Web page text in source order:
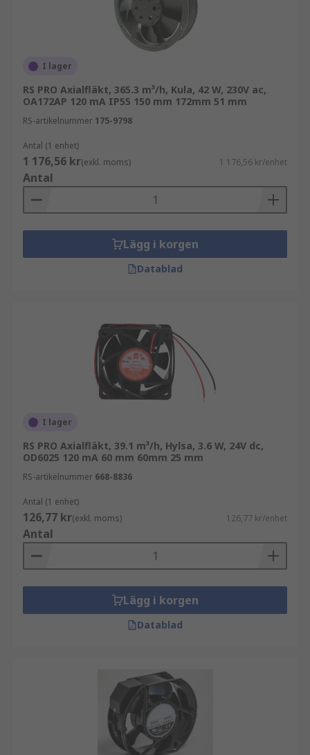
användningsområde och miljö. Flera faktorer
måste tas i beaktande när man väljer den mest
lämpliga. Några viktiga punkter att överväga är:
Matningsspänning - Behöver fläkten drivas
med AC eller DC?
Fläkthastighet - Hög eller låg hastighet?
fläkt?
Statiskt tryck - Vad är motståndet mot
luftflödet?
Kapslingsklass - Behöver axialfläkten vara
Luftflöde - Vilken luftvolym behövs för att
Var används axialfläktar?
Axialfläktar används i ett brett spektrum av
industriella och hushållsrelaterade kyl- och
ventilationstillämpningar inom nästan alla
branscher. Några av de vanligaste platserna där
du hittar dem i användning är:
Elskåp och höljen - Axialfläktar installeras för att
haveri.
Serverrack - Tysta axialfläktar används för att
hålla dyr utrustning som hubbar, routrar och
patchpaneler svala.
konstant, vilket förlänger livslängden på motorer
och växellådor.
Ventilation - Axialfläktar används också för att
avlägsna stora volymer varm luft från ett slutet
utrymme för att hålla temperaturen stabil.
I lager
RS PRO Axialfläkt, 365.3 m³/h, Kula, 42 W, 230V ac,
OA172AP 120 mA IP55 150 mm 172mm 51 mm
RS-artikelnummer 175-9798
Antal (1 enhet)
1 176,56 kr(exkl. moms) 1 176,56 kr/enhet
Antal
Lägg i korgen
Datablad
I lager
RS PRO Axialfläkt, 39.1 m³/h, Hylsa, 3.6 W, 24V dc,
OD6025 120 mA 60 mm 60mm 25 mm
RS-artikelnummer 668-8836
Antal (1 enhet)
126,77 kr(exkl. moms) 126,77 kr/enhet
Antal
Lägg i korgen
Datablad